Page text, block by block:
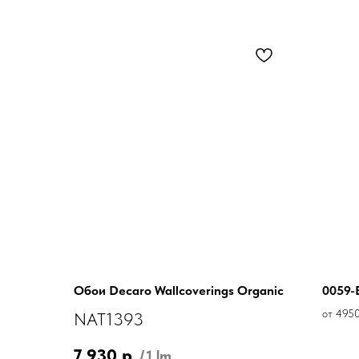
Обои Decaro Wallcoverings Organic
NAT1393
0059-
от